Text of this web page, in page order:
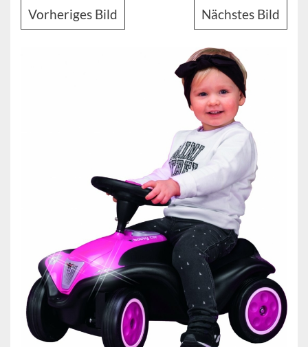
Vorheriges Bild Nächstes Bild